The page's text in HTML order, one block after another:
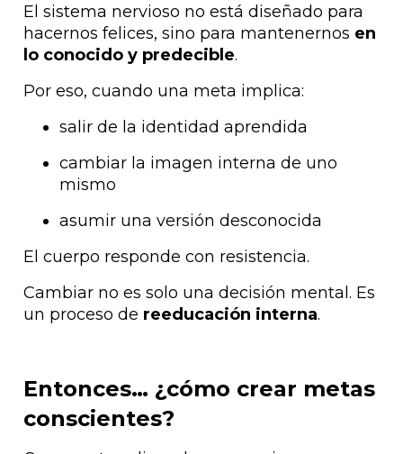
El sistema nervioso no está diseñado para
hacernos felices, sino para mantenernos en
lo conocido y predecible.
Por eso, cuando una meta implica:
salir de la identidad aprendida
cambiar la imagen interna de uno
mismo
asumir una versión desconocida
El cuerpo responde con resistencia.
Cambiar no es solo una decisión mental. Es
un proceso de reeducación interna.
Entonces… ¿cómo crear metas
conscientes?